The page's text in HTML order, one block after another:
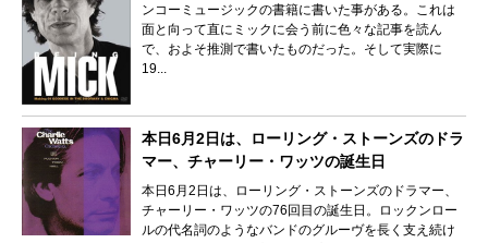
ンコーミュージックの書籍に書いた事がある。これは
面と向って直にミックに会う前に色々な記事を読ん
で、およそ推測で書いたものだった。そして実際に
19...
本日6月2日は、ローリング・ストーンズのドラ
マー、チャーリー・ワッツの誕生日
本日6月2日は、ローリング・ストーンズのドラマー、
チャーリー・ワッツの76回目の誕生日。ロックンロー
ルの代名詞のようなバンドのグルーヴを長く支え続け